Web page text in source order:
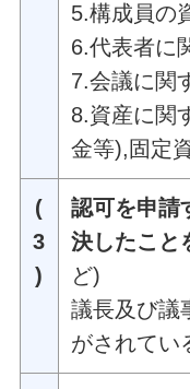
5.構成員の
6.代表者に
7.会議に関
8.資産に関
金等),固定
(
3
)
認可を申請
決したこと
ど)
議長及び議
がされてい